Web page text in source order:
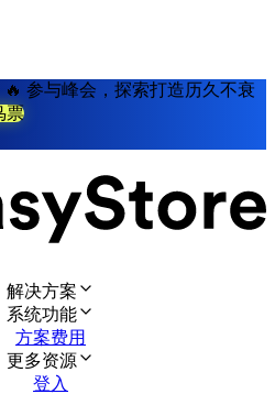
🔥 参与峰会，探索打造历久不衰
票
解决方案
系统功能
方案费用
更多资源
登入